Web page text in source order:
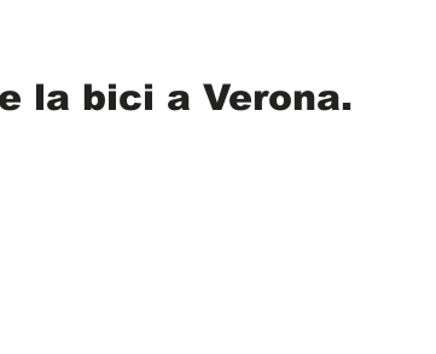
la bici a Verona.